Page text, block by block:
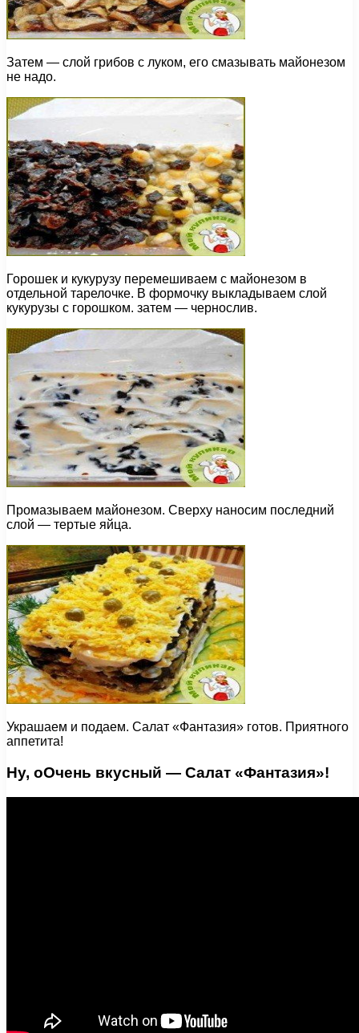
Затем — слой грибов с луком, его смазывать майонезом
не надо.
Горошек и кукурузу перемешиваем с майонезом в
отдельной тарелочке. В формочку выкладываем слой
кукурузы с горошком. затем — чернослив.
Промазываем майонезом. Сверху наносим последний
слой — тертые яйца.
Украшаем и подаем. Салат «Фантазия» готов. Приятного
аппетита!
Ну, оОчень вкусный — Салат «Фантазия»!